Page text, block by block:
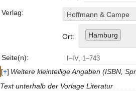
Verlag: Hoffmann & Campe
Ort: Hamburg
Seite(n):
+ Weitere kleinteilige Angaben (ISBN,
Text unterhalb der Vorlage Literatur